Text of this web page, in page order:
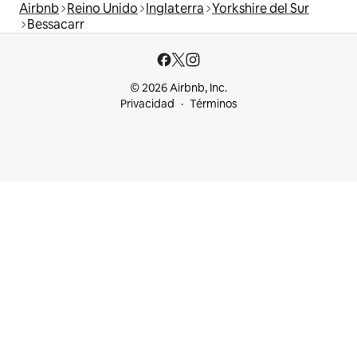
Airbnb Reino Unido Inglaterra Yorkshire del Sur
Bessacarr
© 2026 Airbnb, Inc.
Privacidad
Términos